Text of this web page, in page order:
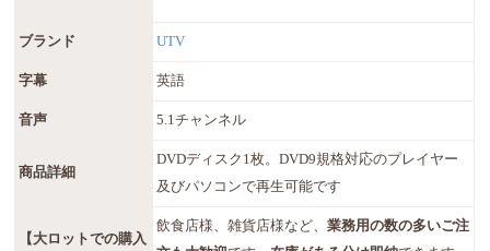
ブランド UTV
字幕 英語
音声 5.1チャンネル
商品詳細
DVDディスク1枚。DVD9規格対応のプレイヤー
及びパソコンで再生可能です
【大ロットでの購入
飲食店様、雑貨店様など、業務用の数の多いご注